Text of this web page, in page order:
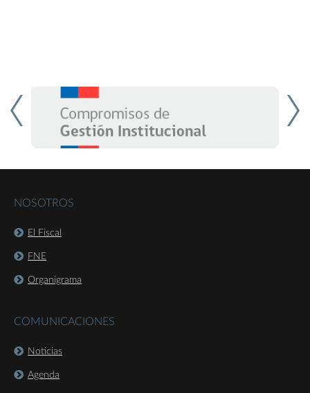
NOSOTROS
El Fiscal
FNE
Organigrama
COMUNICACIONES
Noticias
Agenda